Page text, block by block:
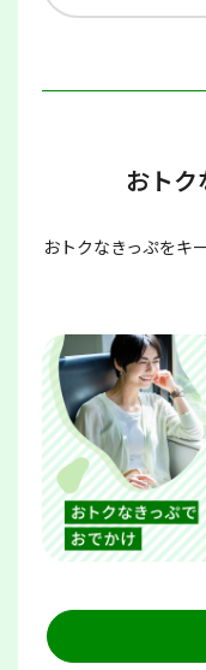
おト
おトクなきっぷをキ